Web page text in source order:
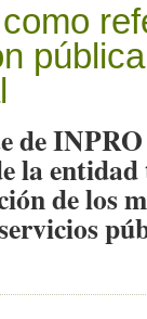
de
la
de los